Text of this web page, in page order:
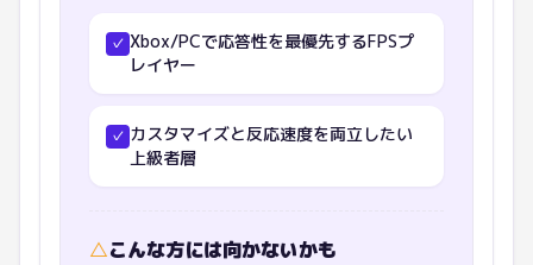
✓ Xbox/PCで応答性を最優先するFPSプ
レイヤー
✓ カスタマイズと反応速度を両立したい
上級者層
△こんな方には向かないかも